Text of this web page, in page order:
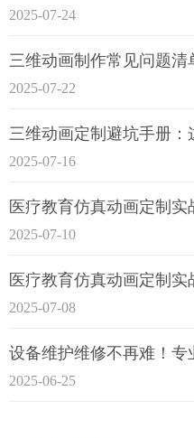
2025-07-24
2025-07-22
三维动画定制避坑手册：
2025-07-16
2025-07-10
2025-07-08
2025-06-25